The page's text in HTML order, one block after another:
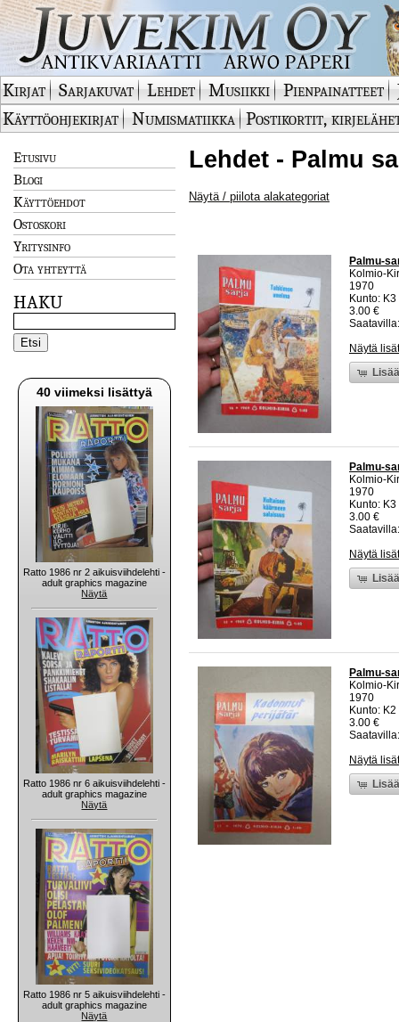
Kirjat Sarjakuvat Lehdet Musiikki Pienpainatteet
Käyttöohjekirjat
Numismatiikka Postikortit,
Etusivu
Blogi
Käyttöehdot
Ostoskori
Yritysinfo
Ota yhteyttä
HAKU
40 viimeksi lisättyä
Ratto 1986 nr 2 aikuisviihdelehti -
adult graphics magazine
Näytä
Ratto 1986 nr 6 aikuisviihdelehti -
adult graphics magazine
Näytä
Ratto 1986 nr 5 aikuisviihdelehti -
adult graphics magazine
Näytä
Lehdet - Palmu
Näytä / piilota alakategoriat
Palmu-
Kolmio-
1970
Kunto:
3.00 €
Näytä
Palmu-
Kolmio-
1970
Kunto:
3.00 €
Näytä
Palmu-
Kolmio-
1970
Kunto:
3.00 €
Näytä